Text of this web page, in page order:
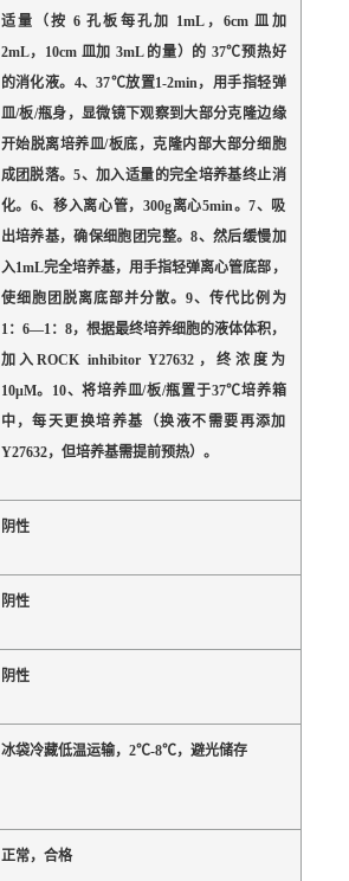
适量（按 6 孔板每孔加 1mL，6cm 皿加
2mL，10cm 皿加 3mL 的量）的 37℃预热好
的消化液。4、37℃放置1-2min，用手指轻弹
皿/板/瓶身，显微镜下观察到大部分克隆边缘
开始脱离培养皿/板底，克隆内部大部分细胞
成团脱落。5、加入适量的完全培养基终止消
化。6、移入离心管，300g离心5min。7、吸
出培养基，确保细胞团完整。8、然后缓慢加
入1mL完全培养基，用手指轻弹离心管底部，
使细胞团脱离底部并分散。9、传代比例为
1：6—1：8，根据最终培养细胞的液体体积，
加入ROCK inhibitor Y27632，终浓度为
10μM。10、将培养皿/板/瓶置于37℃培养箱
中，每天更换培养基（换液不需要再添加
Y27632，但培养基需提前预热）。
阴性
阴性
阴性
冰袋冷藏低温运输，2℃-8℃，避光储存
正常，合格